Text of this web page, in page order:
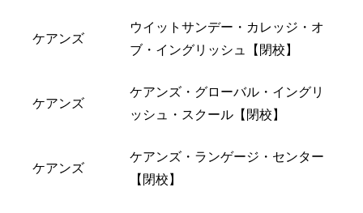
ケアンズ
ウイットサンデー・カレッジ・オ
ブ・イングリッシュ【閉校】
ケアンズ
ケアンズ・グローバル・イングリ
ッシュ・スクール【閉校】
ケアンズ
ケアンズ・ランゲージ・センター
【閉校】